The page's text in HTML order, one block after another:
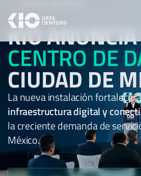
KIO
CENTRO DE
CIUDAD DE
La nueva instalación
infraestructura digital y
la creciente demanda de
México.